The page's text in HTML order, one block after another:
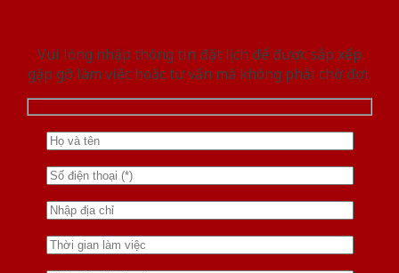
Vui lòng nhập thông tin đặt lịch để được sắp xếp
gặp gỡ làm việc hoăc tư vấn mà không phải chờ đợi.